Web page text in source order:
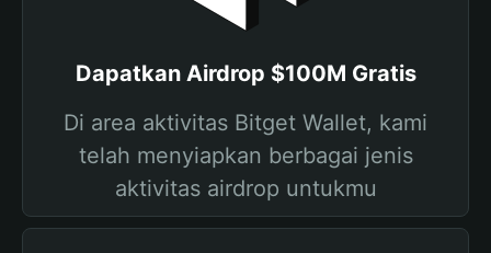
Dapatkan Airdrop $100M Gratis
Di area aktivitas Bitget Wallet, kami
telah menyiapkan berbagai jenis
aktivitas airdrop untukmu